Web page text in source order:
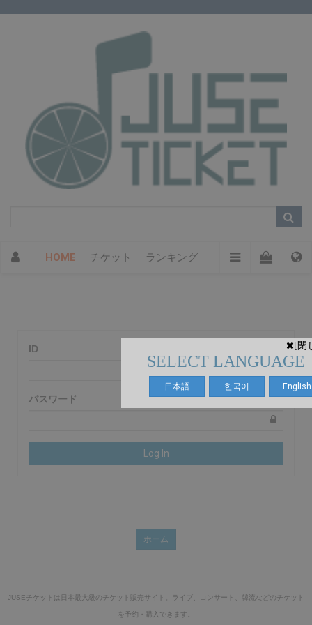
[閉
SELECT LANGUAGE
日本語 한국어 English
HOME チケット ランキング
ID
パスワード
Log In
ホーム
JUSEチケットは日本最大級のチケット販売サイト。ライブ、コンサート、韓流などのチケット
を予約・購入できます。